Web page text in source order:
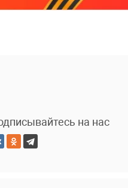
на нас